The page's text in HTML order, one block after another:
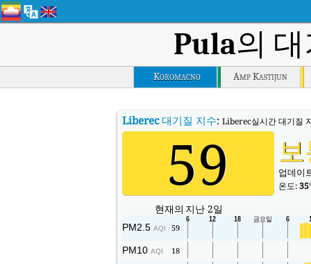
Pula의
Koromacno Amp Kastijun
Liberec대기질 지수: Liberec실시간 대기질
59 업데이
온도:35
현재의 지난 2일
PM2.5 AQI 59
PM10 AQI 18